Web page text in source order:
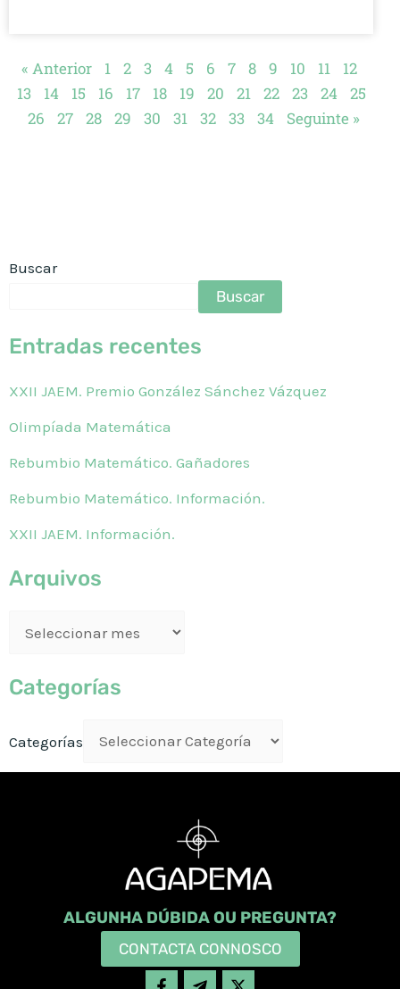
« Anterior 1 2 3 4 5 6 7 8 9 10 11
12
13
14 15 16 17 18 19 20 21 22 23 24
25
26
27 28 29 30 31 32 33 34 Seguinte »
Buscar
Buscar
Entradas recentes
XXII JAEM. Premio González Sánchez Vázquez
Olimpíada Matemática
Rebumbio Matemático. Gañadores
Rebumbio Matemático. Información.
XXII JAEM. Información.
Arquivos
Categorías
Categorías
ALGUNHA DÚBIDA OU PREGUNTA?
CONTACTA CONNOSCO